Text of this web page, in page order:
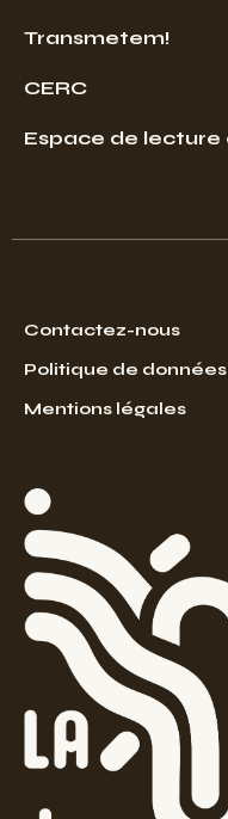
Transmetem!
CERC
Espace de
Contactez-nous
Politique de données
Mentions légales